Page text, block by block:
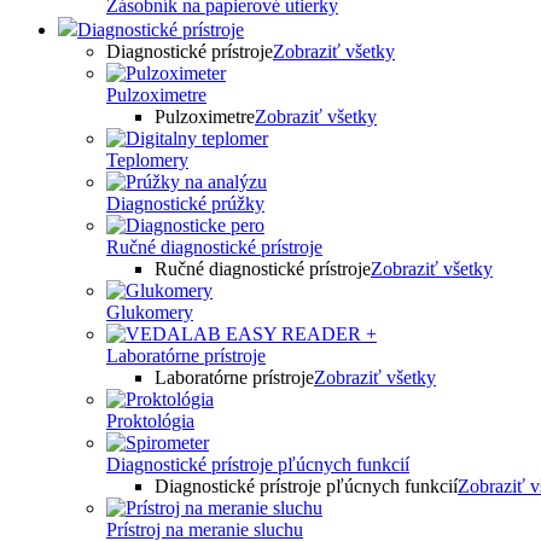
Zásobník na papierové utierky
Diagnostické prístroje
Diagnostické prístrojeZobraziť všetky
Pulzoximetre
PulzoximetreZobraziť všetky
Teplomery
Diagnostické prúžky
Ručné diagnostické prístroje
Ručné diagnostické prístrojeZobraziť všetky
Glukomery
Laboratórne prístroje
Laboratórne prístrojeZobraziť všetky
Proktológia
Diagnostické prístroje pľúcnych funkcií
Diagnostické prístroje pľúcnych funkciíZobraziť
Prístroj na meranie sluchu